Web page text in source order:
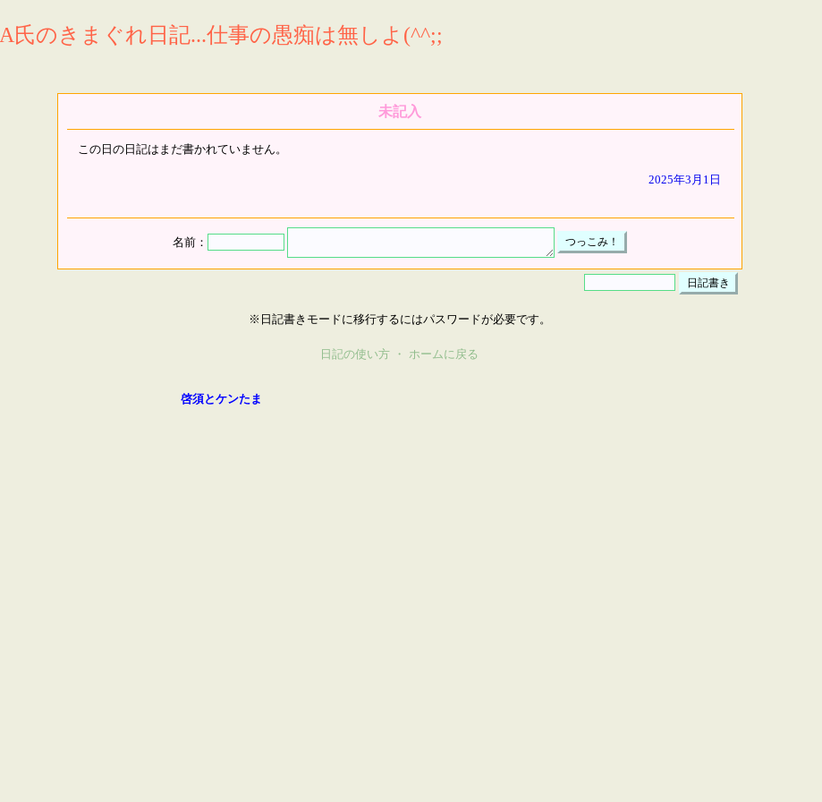
A氏のきまぐれ日記...仕事の愚痴は無しよ(^^;;
未記入
この日の日記はまだ書かれていません。
2025年3月1日
名前：
※日記書きモードに移行するにはパスワードが必要です。
日記の使い方 ・ ホームに戻る
啓須とケンたま